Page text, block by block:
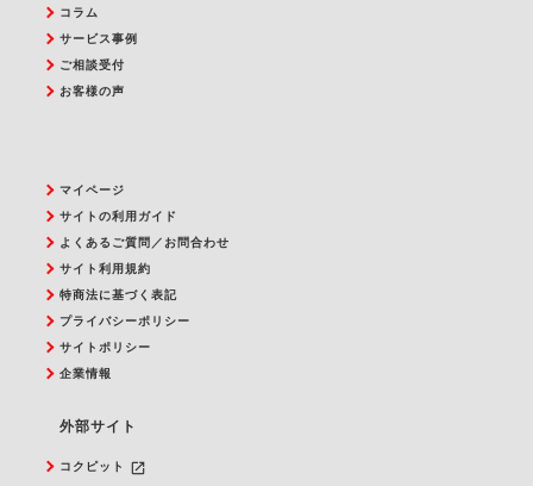
コラム
サービス事例
ご相談受付
お客様の声
マイページ
サイトの利用ガイド
よくあるご質問／お問合わせ
サイト利用規約
特商法に基づく表記
プライバシーポリシー
サイトポリシー
企業情報
外部サイト
コクピット
launch